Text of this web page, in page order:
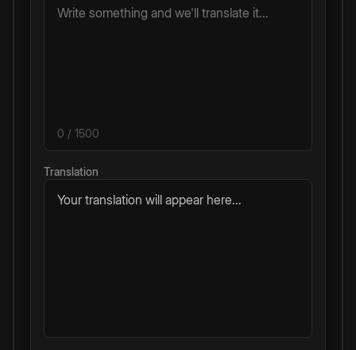
0 / 1500
Translation
Your translation will appear here...